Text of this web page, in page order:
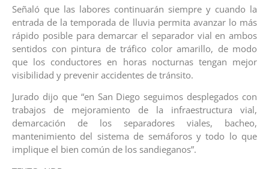
Señaló que las labores continuarán siempre y cuando la
entrada de la temporada de lluvia permita avanzar lo más
rápido posible para demarcar el separador vial en ambos
sentidos con pintura de tráfico color amarillo, de modo
que los conductores en horas nocturnas tengan mejor
visibilidad y prevenir accidentes de tránsito.
Jurado dijo que “en San Diego seguimos desplegados con
trabajos de mejoramiento de la infraestructura vial,
demarcación de los separadores viales, bacheo,
mantenimiento del sistema de semáforos y todo lo que
implique el bien común de los sandieganos”.